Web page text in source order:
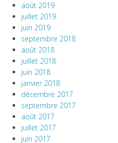
août 2019
juillet 2019
juin 2019
septembre 2018
août 2018
juillet 2018
juin 2018
janvier 2018
décembre 2017
septembre 2017
août 2017
juillet 2017
juin 2017